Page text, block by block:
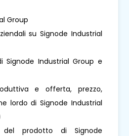
Group
su Signode Industrial
Signode Industrial Group e
e offerta, prezzo,
lordo di Signode Industrial
del prodotto di Signode